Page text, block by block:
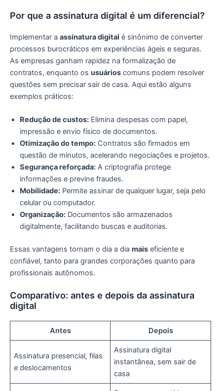
Por que a assinatura digital é um diferencial?
Implementar a assinatura digital é sinônimo de converter
processos burocráticos em experiências ágeis e seguras.
As empresas ganham rapidez na formalização de
contratos, enquanto os usuários comuns podem resolver
questões sem precisar sair de casa. Aqui estão alguns
exemplos práticos:
Redução de custos: Elimina despesas com papel,
impressão e envio físico de documentos.
Otimização do tempo: Contratos são firmados em
questão de minutos, acelerando negociações e projetos.
Segurança reforçada: A criptografia protege
informações e previne fraudes.
Mobilidade: Permite assinar de qualquer lugar, seja pelo
celular ou computador.
Organização: Documentos são armazenados
digitalmente, facilitando buscas e auditorias.
Essas vantagens tornam o dia a dia mais eficiente e
confiável, tanto para grandes corporações quanto para
profissionais autônomos.
Comparativo: antes e depois da assinatura
digital
Antes Depois
Assinatura presencial, filas
e deslocamentos
Assinatura digital
instantânea, sem sair de
casa